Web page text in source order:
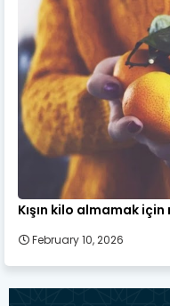
Kışın kilo almamak için
February 10, 2026